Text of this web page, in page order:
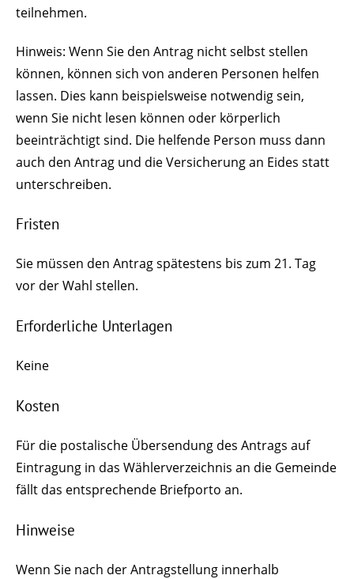
teilnehmen.
Hinweis: Wenn Sie den Antrag nicht selbst stellen
können, können sich von anderen Personen helfen
lassen. Dies kann beispielsweise notwendig sein,
wenn Sie nicht lesen können oder körperlich
beeinträchtigt sind. Die helfende Person muss dann
auch den Antrag und die Versicherung an Eides statt
unterschreiben.
Fristen
Sie müssen den Antrag spätestens bis zum 21. Tag
vor der Wahl stellen.
Erforderliche Unterlagen
Keine
Kosten
Für die postalische Übersendung des Antrags auf
Eintragung in das Wählerverzeichnis an die Gemeinde
fällt das entsprechende Briefporto an.
Hinweise
Wenn Sie nach der Antragstellung innerhalb